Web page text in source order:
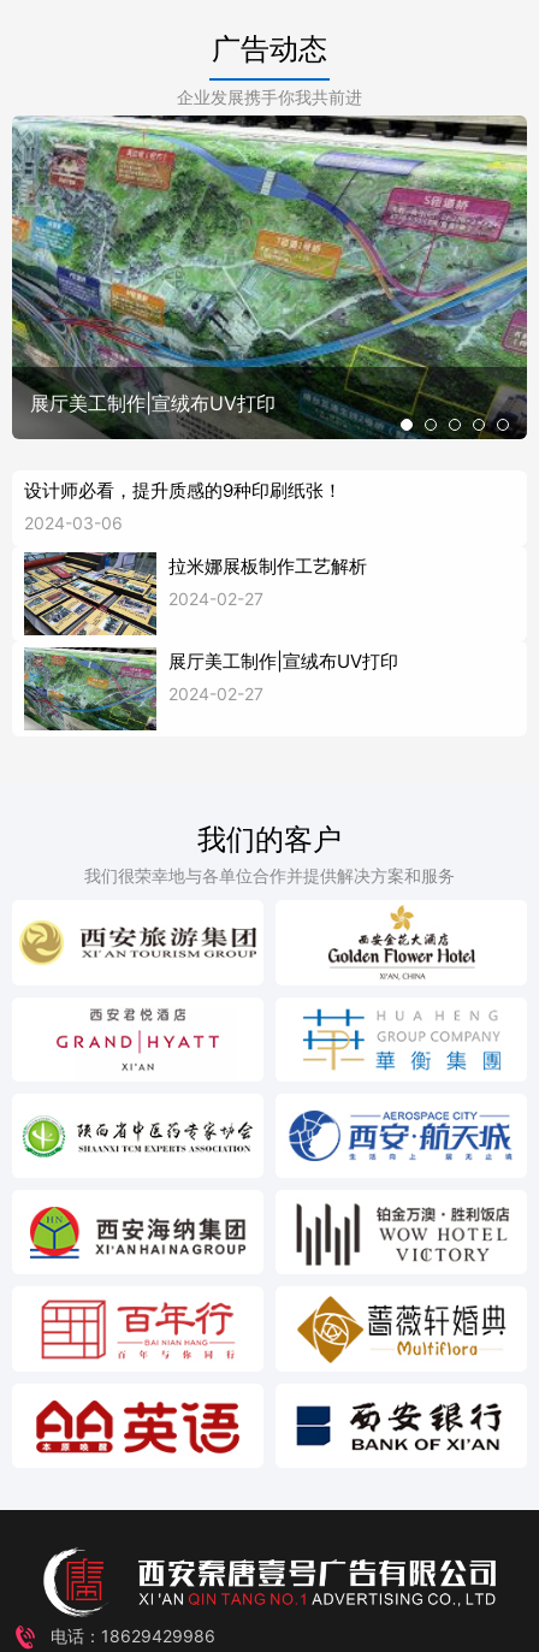
广告动态
企业发展携手你我共前进
展厅美工制作|宣绒布UV打印
设计师必看，提升质感的9种印刷纸张！
2024-03-06
拉米娜展板制作工艺解析
2024-02-27
展厅美工制作|宣绒布UV打印
2024-02-27
我们的客户
我们很荣幸地与各单位合作并提供解决方案和服务
电话：18629429986